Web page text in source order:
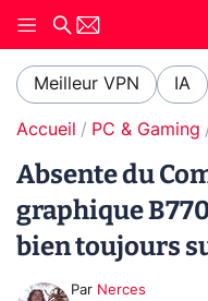
Meilleur VPN IA
Accueil PC & Gaming
Absente du
graphique
bien toujours
Par Nerces